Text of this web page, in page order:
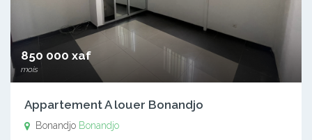
850 000 xaf
mois
Appartement A louer Bonandjo
Bonandjo Bonandjo